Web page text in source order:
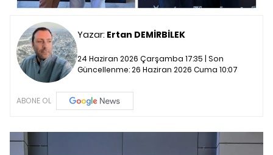
Yazar: Ertan DEMİRBİLEK
24 Haziran 2026 Çarşamba 17:35 | Son
Güncellenme:26 Haziran 2026 Cuma 10:07
ABONE OL